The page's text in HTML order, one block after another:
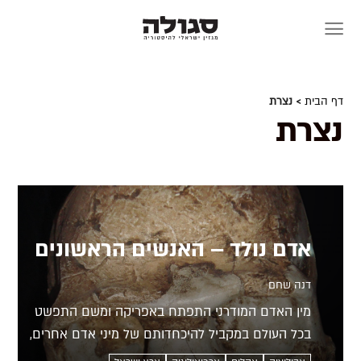
דף הבית > נצרת
נצרת
אדם נולד – האנשים הראשונים
דנה שחם
מין האדם המודרני התפתח באפריקה ומשם התפשט
בכל העולם במקביל להיכחדותם של מיני אדם אחרים,
בעיקר הניאנדרטלים שחיו באירופה ובמערב אסיה. ארץ